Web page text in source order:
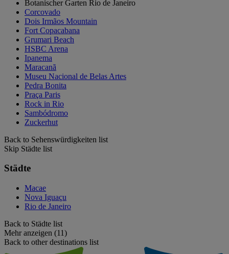
Botanischer Garten Rio de Janeiro
Corcovado
Dois Irmãos Mountain
Fort Copacabana
Grumari Beach
HSBC Arena
Ipanema
Maracanã
Museu Nacional de Belas Artes
Pedra Bonita
Praça Paris
Rock in Rio
Sambódromo
Zuckerhut
Back to Sehenswürdigkeiten list
Skip Städte list
Städte
Macae
Nova Iguaçu
Rio de Janeiro
Back to Städte list
Mehr anzeigen (11)
Back to other destinations list